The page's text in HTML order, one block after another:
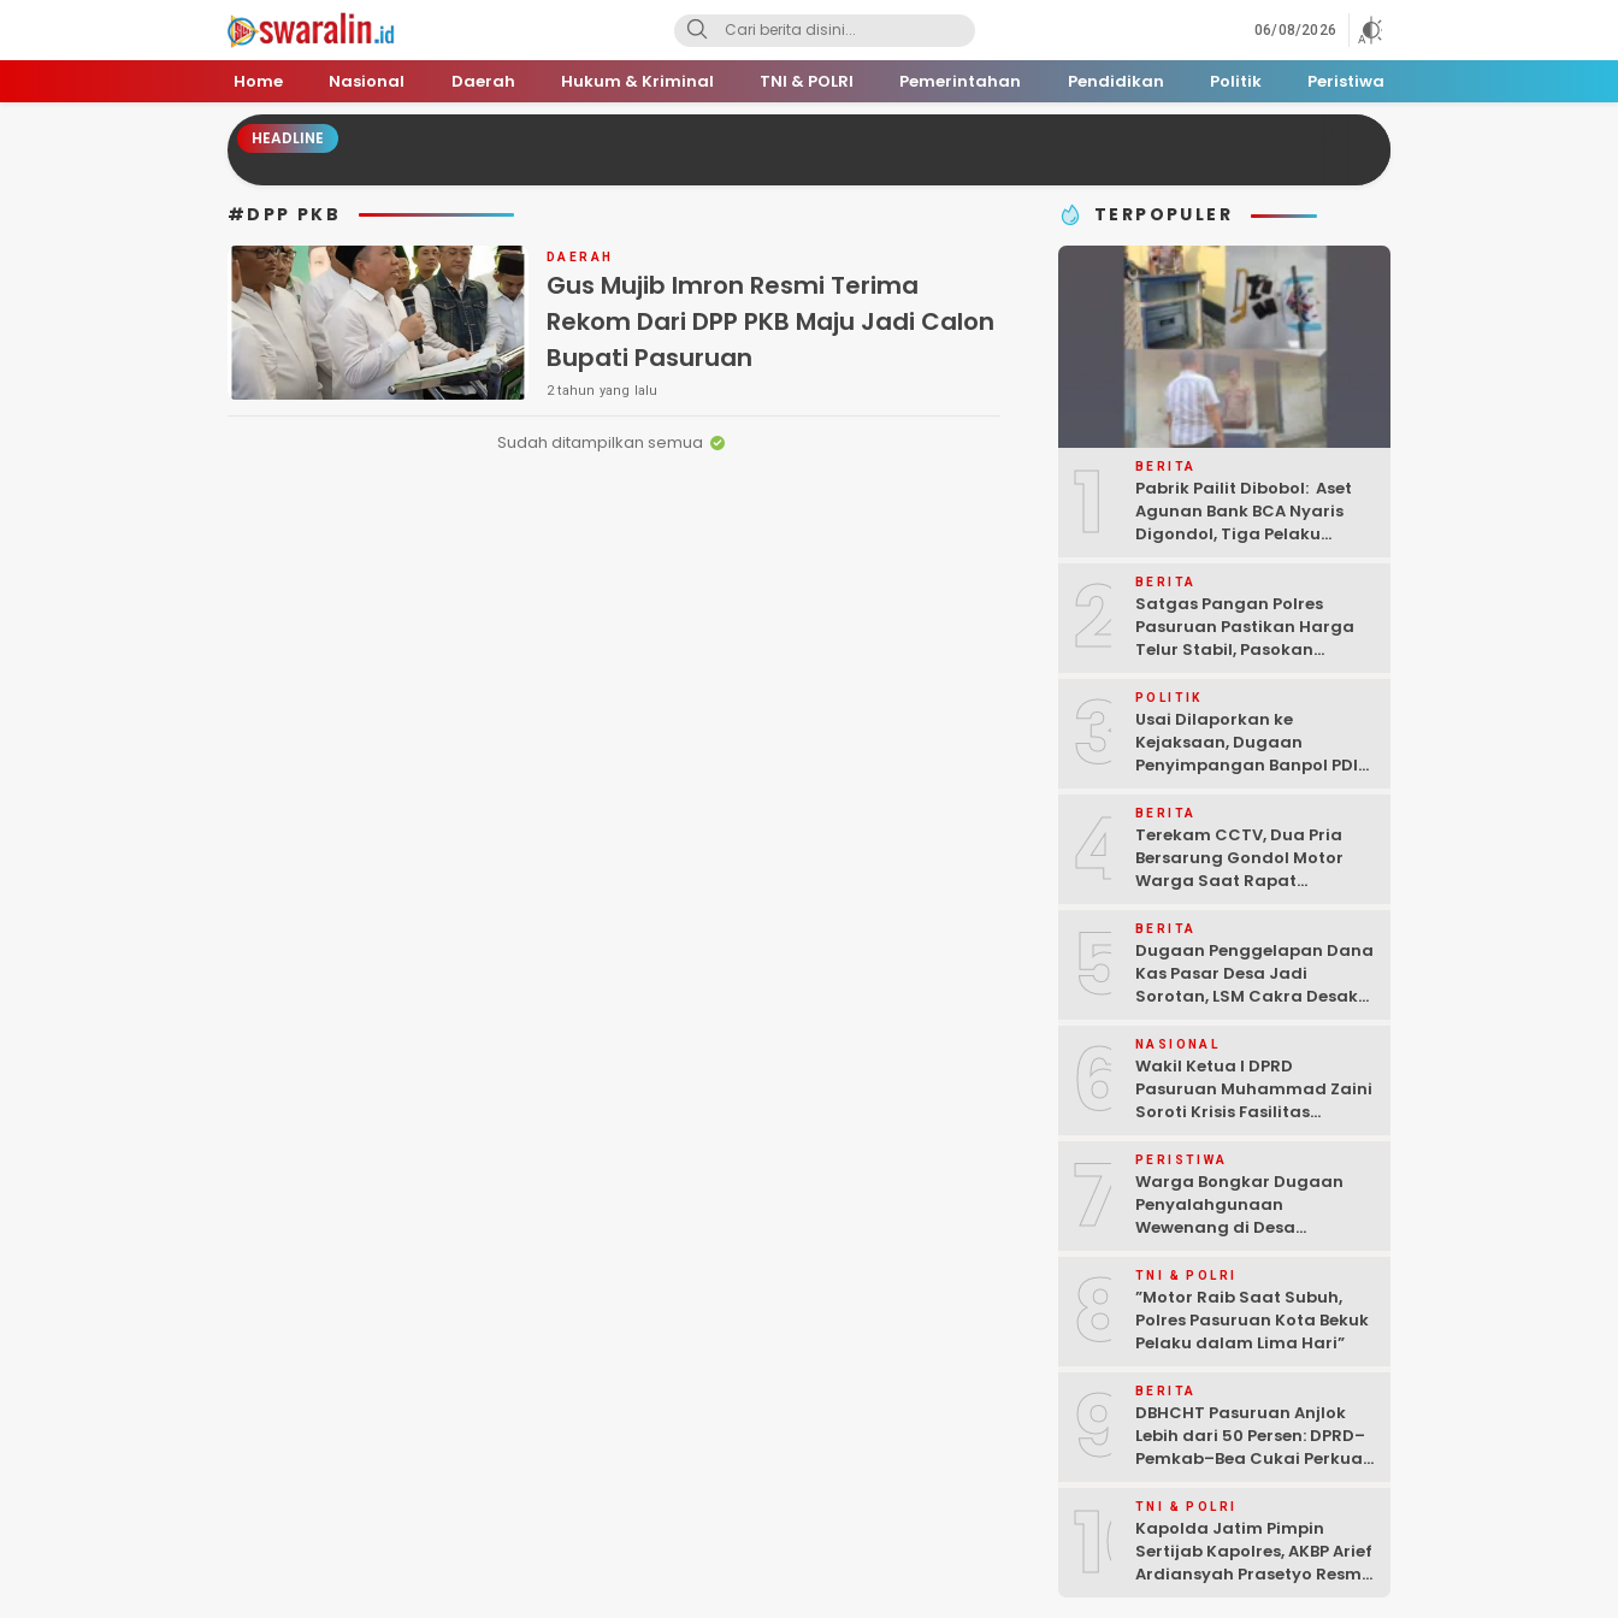
Swara Lin
Independent, Tajam & Profesional
06/08/2026
Home Nasional Daerah Hukum & Kriminal TNI & POLRI Pemerintahan Pendidikan Politik Peristiwa
HEADLINE
#DPP PKB
DAERAH
Gus Mujib Imron Resmi Terima
Rekom Dari DPP PKB Maju Jadi Calon
Bupati Pasuruan
2 tahun yang lalu
Sudah ditampilkan semua
TERPOPULER
1 BERITA
Pabrik Pailit Dibobol: Aset
Agunan Bank BCA Nyaris
Digondol, Tiga Pelaku
Pasuruan
2 BERITA
Satgas Pangan Polres
Pasuruan Pastikan Harga
Telur Stabil, Pasokan
Kekhawatiran Fluktuasi
3 POLITIK
Usai Dilaporkan ke
Kejaksaan, Dugaan
Penyimpangan Banpol PDIP
Tuntas “6 Eks Ketua PAC
Cabut Laporan”
4 BERITA
Terekam CCTV, Dua Pria
Bersarung Gondol Motor
Warga Saat Rapat
5 BERITA
Dugaan Penggelapan Dana
Kas Pasar Desa Jadi
Sorotan, LSM Cakra Desak
6 NASIONAL
Wakil Ketua I DPRD
Pasuruan Muhammad Zaini
Soroti Krisis Fasilitas
Anggaran
7 PERISTIWA
Warga Bongkar Dugaan
Penyalahgunaan
Wewenang di Desa
Mencuat
8 TNI & POLRI
‎”Motor Raib Saat Subuh,
Polres Pasuruan Kota Bekuk
Pelaku dalam Lima Hari” ‎
9 BERITA
DBHCHT Pasuruan Anjlok
Lebih dari 50 Persen: DPRD–
Pemkab–Bea Cukai Perkuat
Rokok Ilegal
10TNI & POLRI
Kapolda Jatim Pimpin
Sertijab Kapolres, AKBP Arief
Ardiansyah Prasetyo Resmi